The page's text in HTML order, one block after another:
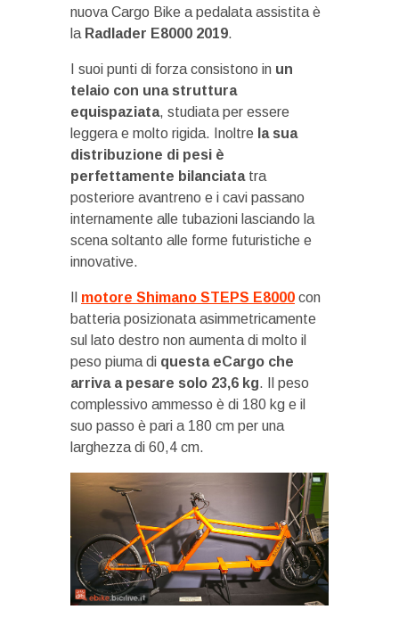
nuova Cargo Bike a pedalata assistita è
la Radlader E8000 2019.
I suoi punti di forza consistono in un
telaio con una struttura
equispaziata, studiata per essere
leggera e molto rigida. Inoltre la sua
distribuzione di pesi è
perfettamente bilanciatatra
posteriore avantreno e i cavi passano
internamente alle tubazioni lasciando la
scena soltanto alle forme futuristiche e
innovative.
motore Shimano STEPS E8000 con
batteria posizionata asimmetricamente
sul lato destro non aumenta di molto il
peso piuma di questa eCargo che
arriva a pesare solo 23,6 kg. Il peso
complessivo ammesso è di 180 kg e il
suo passo è pari a 180 cm per una
larghezza di 60,4 cm.